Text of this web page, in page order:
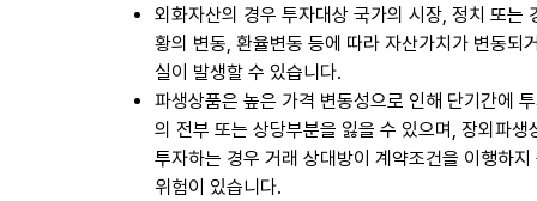
외화자산의 경우 투자대상 국가의 시장, 정치 또는
황의 변동, 환율변동 등에 따라 자산가치가 변동되
실이 발생할 수 있습니다.
파생상품은 높은 가격 변동성으로 인해 단기간에
의 전부 또는 상당부분을 잃을 수 있으며, 장외파생
투자하는 경우 거래 상대방이 계약조건을 이행하지
위험이 있습니다.